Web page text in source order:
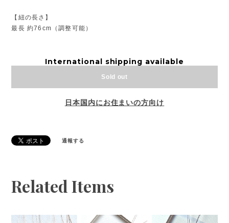
【紐の長さ】
最長 約76cm（調整可能）
International shipping available
Sold out
日本国内にお住まいの方向け
通報する
Related Items